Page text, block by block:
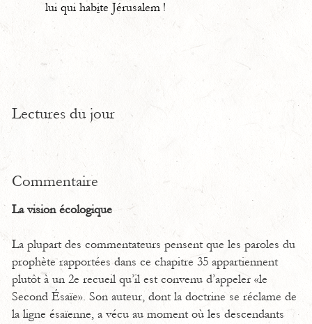
lui qui habite Jérusalem !
Lectures du jour
Commentaire
La vision écologique
La plupart des commentateurs pensent que les paroles du
prophète rapportées dans ce chapitre 35 appartiennent
plutôt à un 2e recueil qu’il est convenu d’appeler «le
Second Ésaïe». Son auteur, dont la doctrine se réclame de
la ligne ésaïenne, a vécu au moment où les descendants